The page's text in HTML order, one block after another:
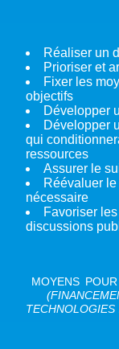
Réaliser un
Prioriser et
Fixer les
objectifs
Développer
Développer
qui
ressources
Assurer le
Réévaluer le
nécessaire
Favoriser
discussions
MOYENS